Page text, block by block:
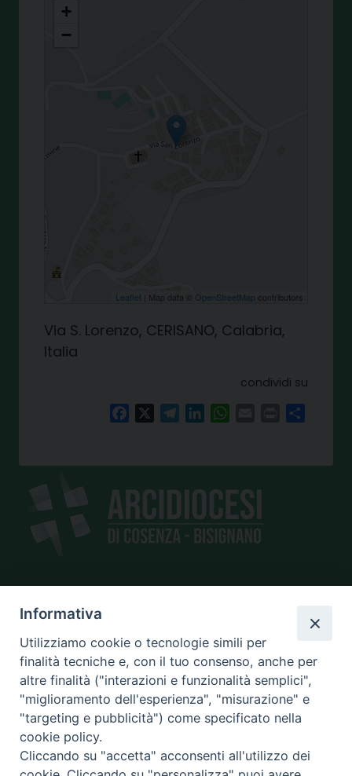
+
−
Leaflet | Map data © OpenStreetMap contributors
Via S. Lorenzo, CERISANO, Calabria,
Italia
condividi su
FacebookTelegramLinkedInWhatsAppPrint
SEDE
piazza Giano Parrasio, 16
87100 Cosenza
CONTATTI
e@mail:info@diocesicosenza.it
tel: +39 0984 687712
Informativa
Utilizziamo cookie o tecnologie simili per
finalità tecniche e, con il tuo consenso, anche per
altre finalità ("interazioni e funzionalità semplici",
"miglioramento dell'esperienza", "misurazione" e
"targeting e pubblicità") come specificato nella
cookie policy.
Cliccando su "accetta" acconsenti all'utilizzo dei